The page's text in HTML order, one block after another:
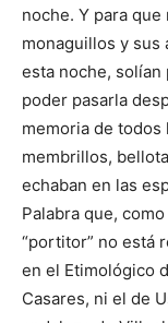
noche. Y para
monaguillos y sus
esta noche, solían
poder pasarla
memoria de todos
membrillos,
echaban en las
Palabra que,
“portitor” no está
en el Etimológico
Casares, ni el de